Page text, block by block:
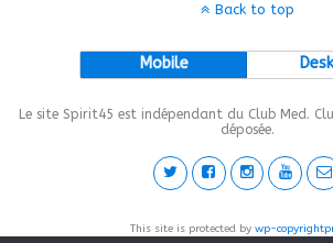
Back to top
Mobile
Le site Spirit45 est indépendant du Club Med.
déposée.
This site is protected by wp-